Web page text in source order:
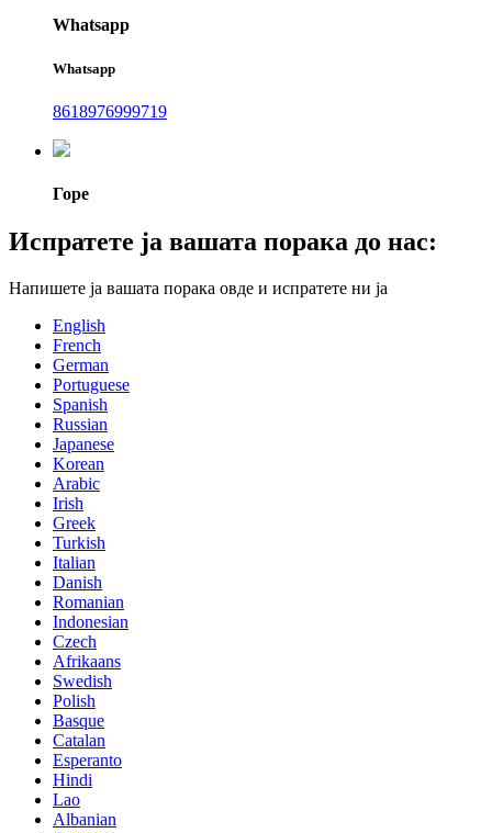
Whatsapp
Whatsapp
8618976999719
Горе
Испратете ја вашата порака до нас:
Напишете ја вашата порака овде и испратете ни ја
English
French
German
Portuguese
Spanish
Russian
Japanese
Korean
Arabic
Irish
Greek
Turkish
Italian
Danish
Romanian
Indonesian
Czech
Afrikaans
Swedish
Polish
Basque
Catalan
Esperanto
Hindi
Lao
Albanian